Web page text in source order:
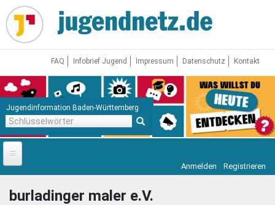
Direkt
zum
Inhalt
FAQ Infobrief Jugend Impressum Datenschutz Kontakt
Jugendinformation Baden-Württemberg
Startseite
News
Anmelden Registrieren
burladinger maler e.V.